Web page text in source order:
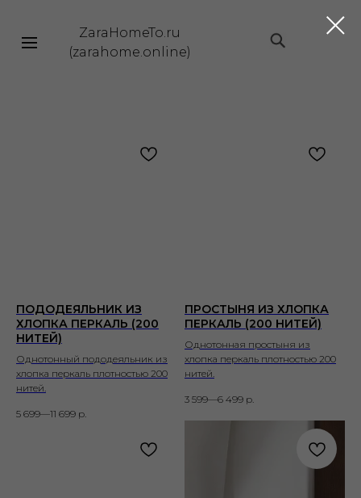
|||
ZaraHomeTo.ru
(zarahome.online)
ПОДОДЕЯЛЬНИК ИЗ
ХЛОПКА ПЕРКАЛЬ (200
НИТЕЙ)
Однотонный пододеяльник из
хлопка перкаль плотностью 200
нитей.
5 699—11 699 р.
ПРОСТЫНЯ ИЗ ХЛОПКА
ПЕРКАЛЬ (200 НИТЕЙ)
Однотонная простыня из
хлопка перкаль плотностью 200
нитей.
3 599—6 499 р.